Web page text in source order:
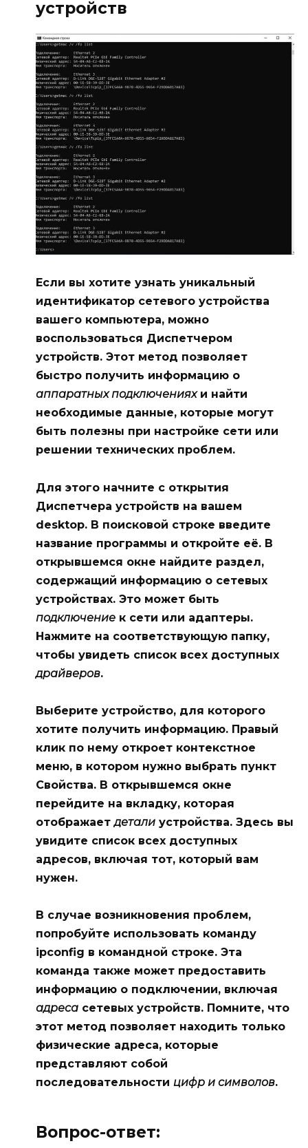
устройств
Если вы хотите узнать уникальный
идентификатор сетевого устройства
вашего компьютера, можно
воспользоваться Диспетчером
устройств. Этот метод позволяет
быстро получить информацию о
аппаратных подключенияхи найти
необходимые данные, которые могут
быть полезны при настройке сети или
решении технических проблем.
Для этого начните с открытия
Диспетчера устройств на вашем
desktop. В поисковой строке введите
название программы и откройте её. В
открывшемся окне найдите раздел,
содержащий информацию о сетевых
устройствах. Это может быть
подключение к сети или адаптеры.
Нажмите на соответствующую папку,
чтобы увидеть список всех доступных
драйверов.
Выберите устройство, для которого
хотите получить информацию. Правый
клик по нему откроет контекстное
меню, в котором нужно выбрать пункт
Свойства. В открывшемся окне
перейдите на вкладку, которая
отображаетдетали устройства. Здесь вы
увидите список всех доступных
адресов, включая тот, который вам
нужен.
В случае возникновения проблем,
попробуйте использовать команду
ipconfig в командной строке. Эта
команда также может предоставить
информацию о подключении, включая
адреса сетевых устройств. Помните, что
этот метод позволяет находить только
физические адреса, которые
представляют собой
последовательности цифр и символов.
Вопрос-ответ: